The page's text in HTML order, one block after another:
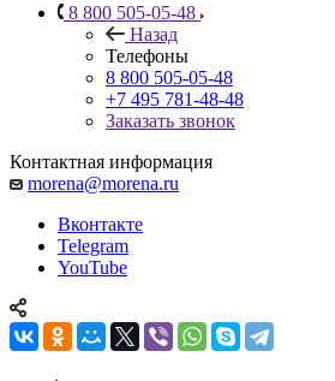
8 800 505-05-48
Назад
Телефоны
8 800 505-05-48
+7 495 781-48-48
Заказать звонок
Контактная информация
morena@morena.ru
Вконтакте
Telegram
YouTube